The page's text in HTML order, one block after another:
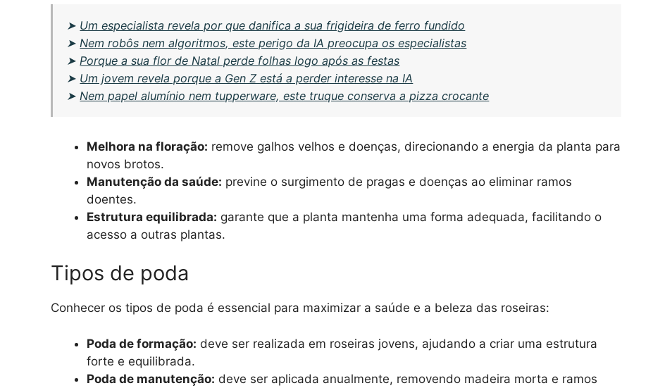
➤ Um especialista revela por que danifica a sua frigideira de ferro fundido
➤ Nem robôs nem algoritmos, este perigo da IA preocupa os especialistas
➤ Porque a sua flor de Natal perde folhas logo após as festas
➤ Um jovem revela porque a Gen Z está a perder interesse na IA
➤ Nem papel alumínio nem tupperware, este truque conserva a pizza crocante
Melhora na floração: remove galhos velhos e doenças, direcionando a energia da planta para
novos brotos.
Manutenção da saúde: previne o surgimento de pragas e doenças ao eliminar ramos
doentes.
Estrutura equilibrada: garante que a planta mantenha uma forma adequada, facilitando o
acesso a outras plantas.
Tipos de poda
Conhecer os tipos de poda é essencial para maximizar a saúde e a beleza das roseiras:
Poda de formação: deve ser realizada em roseiras jovens, ajudando a criar uma estrutura
forte e equilibrada.
Poda de manutenção: deve ser aplicada anualmente, removendo madeira morta e ramos